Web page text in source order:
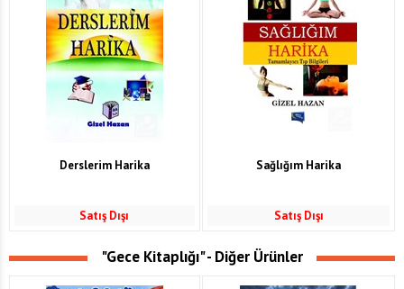
Derslerim Harika
Satış Dışı
Sağlığım Harika
Satış Dışı
"Gece Kitaplığı" - Diğer Ürünler